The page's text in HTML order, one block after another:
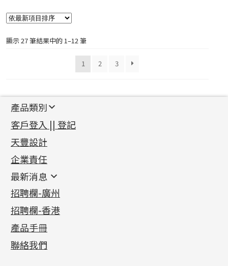
顯示 27 筆結果中的 1–12 筆
1 2 3
產品類別
新產品
足金系列
足金配件
機織鏈系列
珠仔鏈
镶口链
管狀網鏈
十字車花鏈系列
十字閃O鏈系列
十字錘打鏈系列
側身車花鏈系列
側身鏈系列
首飾配件
耳環類配件
卷迫系列
螺絲迫系列
梅花迫系列
平臺迫系列
綫拍系列
美拍系列
鏈類配件
動感車花吊墜
調節珠系列
生圈扣系列
龍蝦扣系列
鴨俐制系列
其他類配件
珠盤系列
袖口鈕系列
焊片及鐳射綫
空心車花管
珠類配件
無孔光身珠
空心光身珠
無孔批花珠
鑲口類
四爪頭系列
六爪頭系列
車花片
動感車花片
鑲口戒指
鑲口手鏈系列
首飾系列
手镯系列
戒指系列
空心耳環
空心车花管首饰链
空心手鐲系列
貴金屬原料
千足金
記憶金屬系列
記憶戒指
拉簧珠珠手鏈
記憶鈦手鐲
客戶登入 || 登記
天豐設計
企業責任
最新消息
最新消息
各項證書(2)
相片集(9)
展覽會資訊
最新產品資訊
招聘欄-廣州
招聘欄-香港
產品手冊
聯絡我們